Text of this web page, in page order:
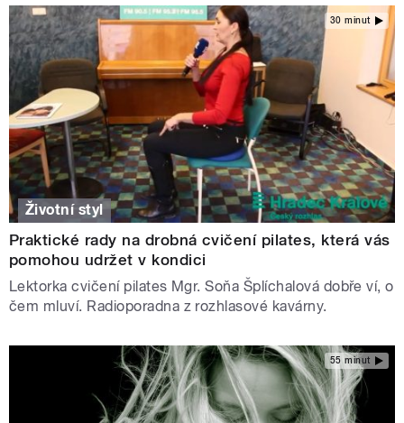
30 minut
Životní styl
Praktické rady na drobná cvičení pilates, která vás
pomohou udržet v kondici
Lektorka cvičení pilates Mgr. Soňa Šplíchalová dobře ví, o
čem mluví. Radioporadna z rozhlasové kavárny.
55 minut